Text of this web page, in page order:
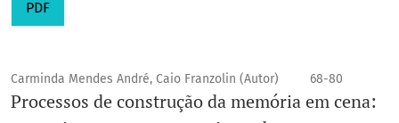
PDF
Carminda Mendes André, Caio Franzolin (Autor) 68-80
Processos de construção da memória em cena: